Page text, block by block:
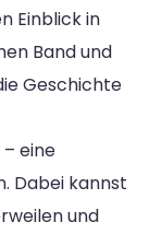
Einblick in
Band und
Geschichte
– eine
Dabei kannst
und